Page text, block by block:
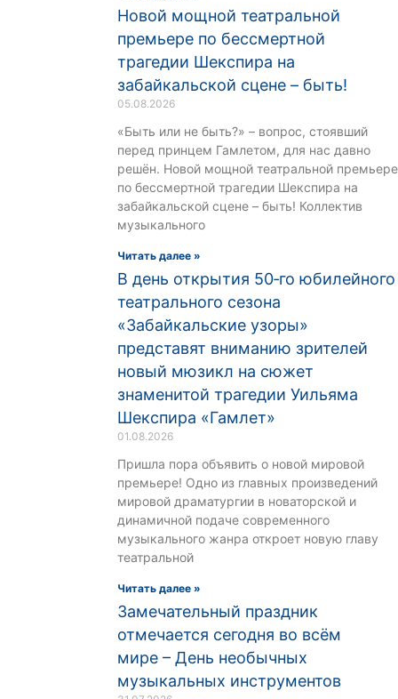
Новой мощной театральной
премьере по бессмертной
трагедии Шекспира на
забайкальской сцене – быть!
05.08.2026
«Быть или не быть?» – вопрос, стоявший
перед принцем Гамлетом, для нас давно
решён. Новой мощной театральной премьере
по бессмертной трагедии Шекспира на
забайкальской сцене – быть! Коллектив
музыкального
Читать далее »
В день открытия 50‑го юбилейного
театрального сезона
«Забайкальские узоры»
представят вниманию зрителей
новый мюзикл на сюжет
знаменитой трагедии Уильяма
Шекспира «Гамлет»
01.08.2026
Пришла пора объявить о новой мировой
премьере! Одно из главных произведений
мировой драматургии в новаторской и
динамичной подаче современного
музыкального жанра откроет новую главу
театральной
Читать далее »
Замечательный праздник
отмечается сегодня во всём
мире – День необычных
музыкальных инструментов